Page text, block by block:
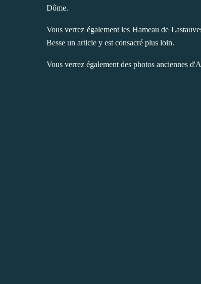
Dôme.
Vous verrez également les Hameau de
Besse un article y est consacré plus loin.
Vous verrez également des photos anciennes